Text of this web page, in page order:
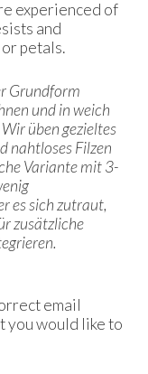
experienced of
and
petals.
Grundform
und in weich
üben gezieltes
nahtloses Filzen
Variante mit 3-
es sich zutraut,
zusätzliche
email
you would like to